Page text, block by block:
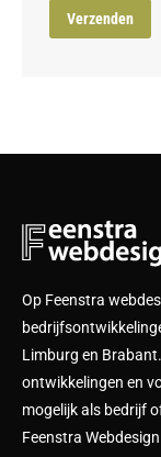
Op Feenstra
Limburg en
ontwikkelingen en
mogelijk als bedrijf
Feenstra Webdesign